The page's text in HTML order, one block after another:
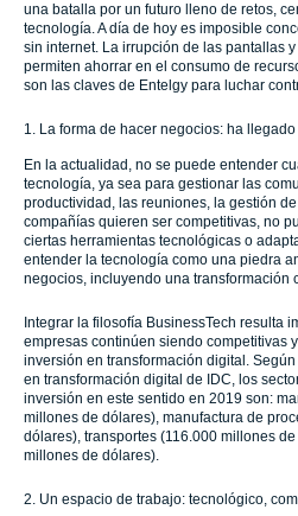
una batalla por un futuro lleno de retos,
tecnología. A día de hoy es imposible
sin internet. La irrupción de las pantallas
permiten ahorrar en el consumo de
son las claves de Entelgy para luchar
1. La forma de hacer negocios: ha
En la actualidad, no se puede entender
tecnología, ya sea para gestionar las
productividad, las reuniones, la gestión
compañías quieren ser competitivas, no
ciertas herramientas tecnológicas o
entender la tecnología como una piedra
negocios, incluyendo una transformación
Integrar la filosofía BusinessTech resulta
empresas continúen siendo competitivas
inversión en transformación digital.
en transformación digital de IDC, los
inversión en este sentido en 2019 son:
millones de dólares), manufactura de
dólares), transportes (116.000 millones
millones de dólares).
2. Un espacio de trabajo: tecnológico,